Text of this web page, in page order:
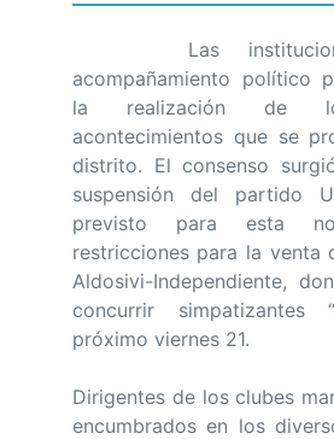
Las
acompañamiento político
la realización de
acontecimientos que se
distrito. El consenso
suspensión del partido
previsto para esta
restricciones para la venta
Aldosivi-Independiente,
concurrir simpatizantes
próximo viernes 21.
Dirigentes de los clubes
encumbrados en los